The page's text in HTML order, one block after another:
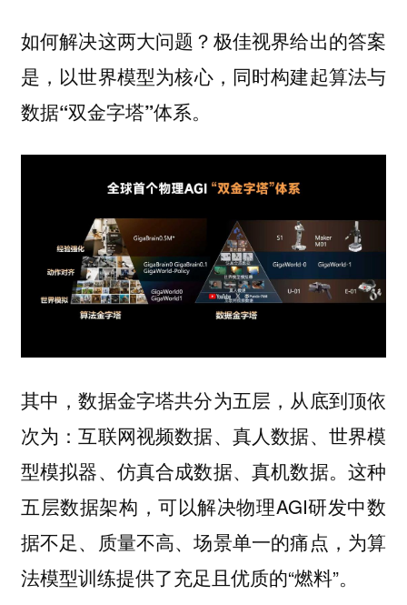
如何解决这两大问题？极佳视界给出的答案
是， 以世界模型为核心，同时构建起算法与
数据“双金字塔”体系。
其中，数据金字塔共分为五层，从底到顶依
次为：互联网视频数据、真人数据、世界模
型模拟器、仿真合成数据、真机数据。这种
五层数据架构，可以解决物理AGI研发中数
据不足、质量不高、场景单一的痛点，为算
法模型训练提供了充足且优质的“燃料”。